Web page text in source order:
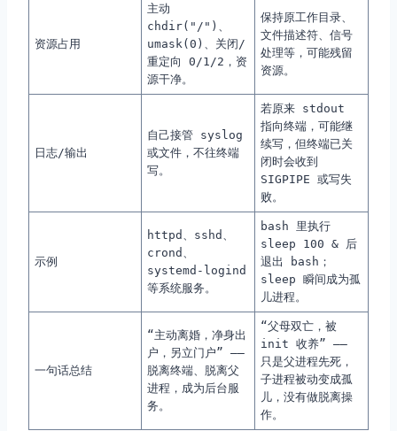
资源占用
主动
chdir("/")
umask(0)
、关闭/
重定向 0/1/2，资
源干净。
保持原工作目录、
文件描述符、信号
处理等，可能残留
资源。
日志/输出
自己接管 syslog
或文件，不往终端
写。
若原来 stdout
指向终端，可能继
续写，但终端已关
闭时会收到
SIGPIPE 或写失
败。
示例
httpd sshd
crond
systemd-logind
等系统服务。
bash 里执行
sleep 100 & 后
退出 bash；
sleep 瞬间成为孤
儿进程。
一句话总结
“主动离婚，净身出
户，另立门户” ——
脱离终端、脱离父
进程，成为后台服
务。
“父母双亡，被
init 收养” ——
只是父进程先死，
子进程被动变成孤
儿，没有做脱离操
作。